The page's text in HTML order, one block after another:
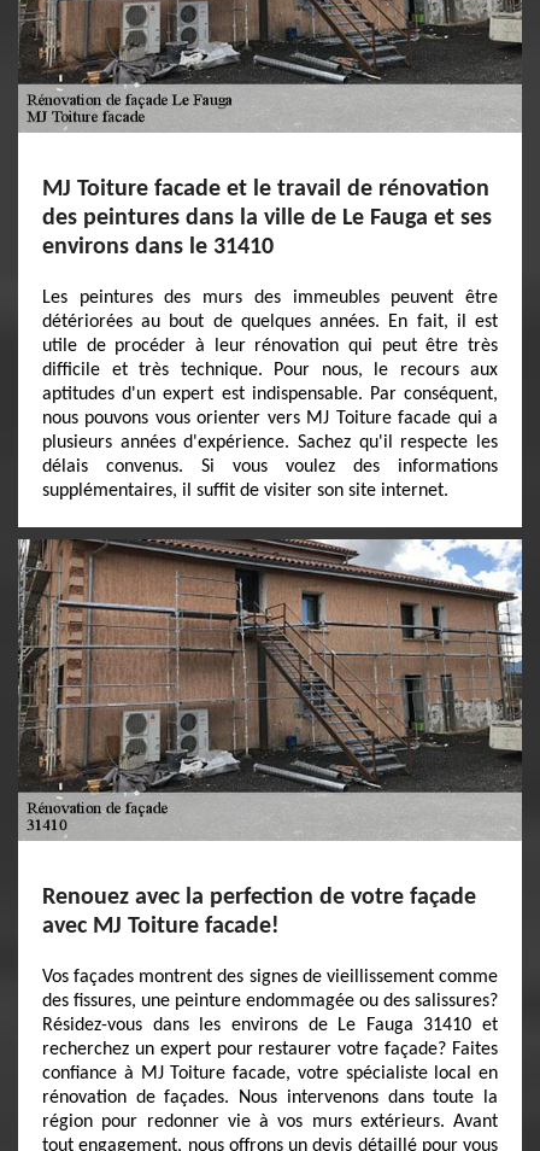
MJ Toiture facade et le travail de rénovation
des peintures dans la ville de Le Fauga et ses
environs dans le 31410
Les peintures des murs des immeubles peuvent être
détériorées au bout de quelques années. En fait, il est
utile de procéder à leur rénovation qui peut être très
difficile et très technique. Pour nous, le recours aux
aptitudes d'un expert est indispensable. Par conséquent,
nous pouvons vous orienter vers MJ Toiture facade qui a
plusieurs années d'expérience. Sachez qu'il respecte les
délais convenus. Si vous voulez des informations
supplémentaires, il suffit de visiter son site internet.
Renouez avec la perfection de votre façade
avec MJ Toiture facade!
Vos façades montrent des signes de vieillissement comme
des fissures, une peinture endommagée ou des salissures?
Résidez-vous dans les environs de Le Fauga 31410 et
recherchez un expert pour restaurer votre façade? Faites
confiance à MJ Toiture facade, votre spécialiste local en
rénovation de façades. Nous intervenons dans toute la
région pour redonner vie à vos murs extérieurs. Avant
tout engagement, nous offrons un devis détaillé pour vous